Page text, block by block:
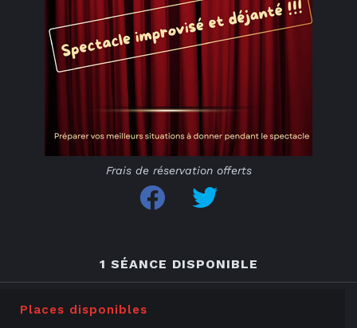
Frais de réservation offerts
1 SÉANCE DISPONIBLE
Places disponibles